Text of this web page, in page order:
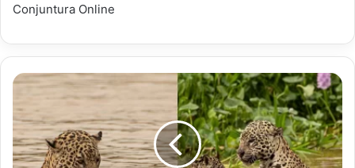
Conjuntura Online